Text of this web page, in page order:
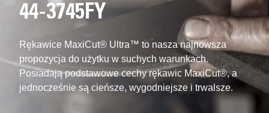
44-3745FY
Rękawice MaxiCut® Ultra™ to nasza najnowsza
propozycja do użytku w suchych warunkach.
Posiadają podstawowe cechy rękawic MaxiCut®, a
jednocześnie są cieńsze, wygodniejsze i trwalsze.